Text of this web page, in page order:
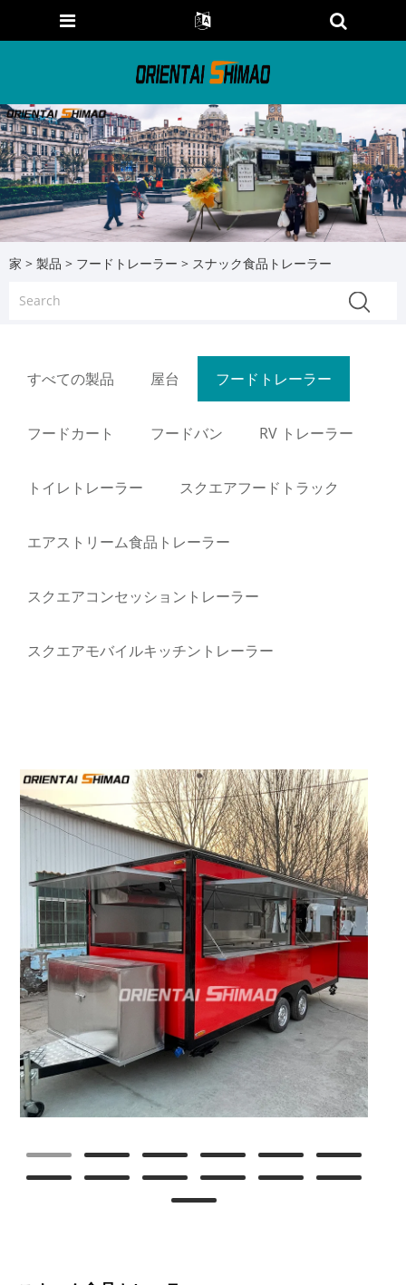
家 > 製品 > フードトレーラー > スナック食品トレーラー
すべての製品 屋台 フードトレーラー
フードカート フードバン RV トレーラー
トイレトレーラー スクエアフードトラック
エアストリーム食品トレーラー
スクエアコンセッショントレーラー
スクエアモバイルキッチントレーラー